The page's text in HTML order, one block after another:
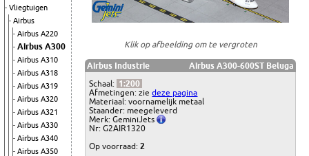
Vliegtuigen
Airbus
Airbus A220
Airbus A300
Airbus A310
Airbus A318
Airbus A319
Airbus A320
Airbus A321
Airbus A330
Airbus A340
Airbus A350
Klik op afbeelding om te vergroten
Airbus Industrie
Airbus A300-600ST Beluga
Schaal: 1:200
Afmetingen: ziedeze pagina
Materiaal: voornamelijk metaal
Staander: meegeleverd
Merk: GeminiJets
Nr: G2AIR1320
Op voorraad:2